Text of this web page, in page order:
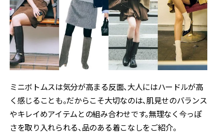
ミニボトムスは気分が高まる反面、大人にはハードルが高
く感じることも。だからこそ大切なのは、肌見せのバランス
やキレイめアイテムとの組み合わせです。無理なく今っぽ
さを取り入れられる、品のある着こなしをご紹介。